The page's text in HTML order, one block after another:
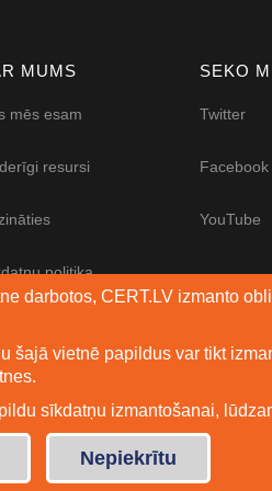
MUMS
mēs esam
resursi
politika
SEKO
Twitter
Facebook
YouTube
darbotos, CERT.LV izmanto
šajā vietnē papildus var tikt
sīkdatņu izmantošanai,
Nepiekrītu